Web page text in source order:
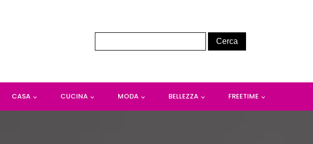
CASA CUCINA MODA BELLEZZA FREETIME